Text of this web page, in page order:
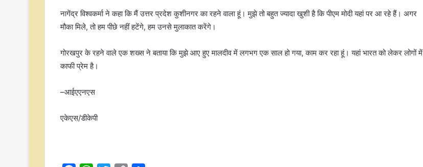
नागेंद्र विश्वकर्मा ने कहा कि मैं उत्तर प्रदेश कुशीनगर का रहने वाला हूं। मुझे तो बहुत ज्यादा खुशी है कि पीएम मोदी यहां पर आ रहे हैं। अगर
मौका मिले, तो हम पीछे नहीं हटेंगे, हम उनसे मुलाकात करेंगे।
गोरखपुर के रहने वाले एक शख्स ने बताया कि मुझे आए हुए मालदीव में लगभग एक साल हो गया, काम कर रहा हूं। यहां भारत को लेकर लोगों में
काफी प्रेम है।
–आईएएनएस
एकेएस/डीकेपी
सामाजिक न्याय और संविधान की मूल
हिमाचल, उत्तराखंड और जम्मू-कश्मीर में
भारी बारिश की आशंका, कहीं-कहीं आंधी-